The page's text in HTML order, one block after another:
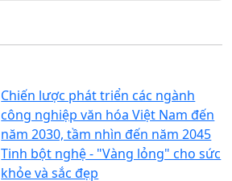
Chiến lược phát triển các ngành
công nghiệp văn hóa Việt Nam đến
năm 2030, tầm nhìn đến năm 2045
Tinh bột nghệ - "Vàng lỏng" cho sức
khỏe và sắc đẹp